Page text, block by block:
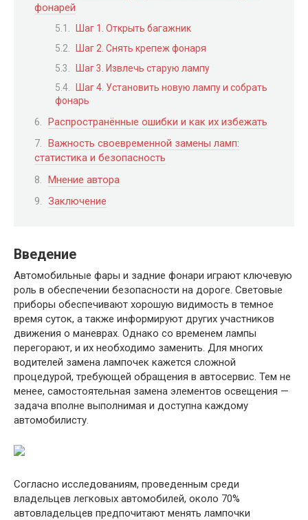
фонарей
Шаг 1. Открыть багажник
Шаг 2. Снять крепеж фонаря
Шаг 3. Извлечь старую лампу
Шаг 4. Установить новую лампу и собрать
фонарь
Распространённые ошибки и как их избежать
Важность своевременной замены ламп:
статистика и безопасность
Мнение автора
Заключение
Введение
Автомобильные фары и задние фонари играют ключевую
роль в обеспечении безопасности на дороге. Световые
приборы обеспечивают хорошую видимость в темное
время суток, а также информируют других участников
движения о маневрах. Однако со временем лампы
перегорают, и их необходимо заменить. Для многих
водителей замена лампочек кажется сложной
процедурой, требующей обращения в автосервис. Тем не
менее, самостоятельная замена элементов освещения —
задача вполне выполнимая и доступна каждому
автомобилисту.
Согласно исследованиям, проведенным среди
владельцев легковых автомобилей, около 70%
автовладельцев предпочитают менять лампочки